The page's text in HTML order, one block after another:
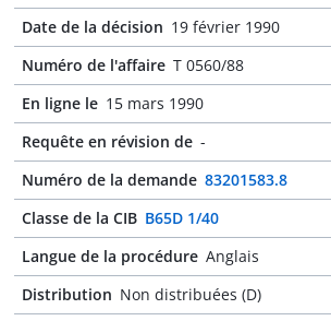
Date de la décision 19 février 1990
Numéro de l'affaire T 0560/88
En ligne le 15 mars 1990
Requête en révision de -
Numéro de la demande 83201583.8
Classe de la CIB B65D 1/40
Langue de la procédure Anglais
Distribution Non distribuées (D)